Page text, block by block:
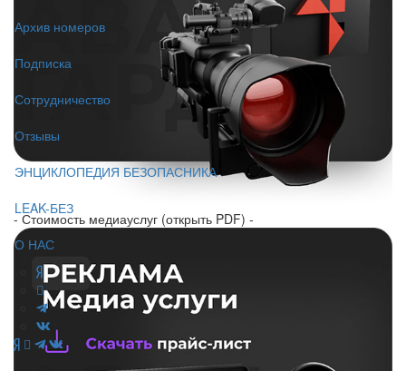
Архив номеров
Подписка
Сотрудничество
Отзывы
ЭНЦИКЛОПЕДИЯ БЕЗОПАСНИКА
LEAK-БЕЗ
О НАС
- Стоимость медиауслуг (открыть PDF) -